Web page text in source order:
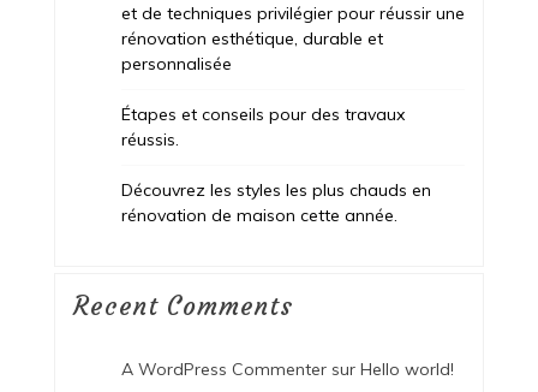
et de techniques privilégier pour réussir une
rénovation esthétique, durable et
personnalisée
Étapes et conseils pour des travaux
réussis.
Découvrez les styles les plus chauds en
rénovation de maison cette année.
Recent Comments
A WordPress Commentersur Hello world!